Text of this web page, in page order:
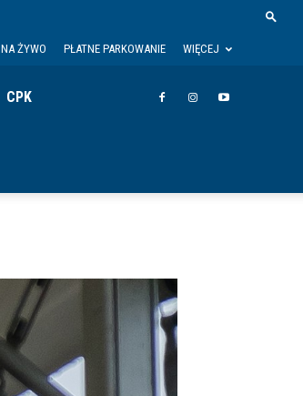
NA ŻYWO PŁATNE PARKOWANIE WIĘCEJ
CPK